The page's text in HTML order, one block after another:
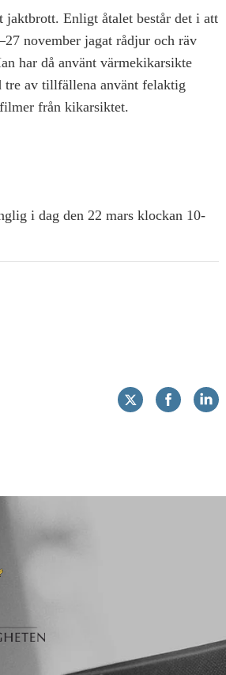
jaktbrott. Enligt åtalet består det i att
november jagat rådjur och räv
har då använt värmekikarsikte
av tillfällena använt felaktig
från kikarsiktet.
i dag den 22 mars klockan 10-